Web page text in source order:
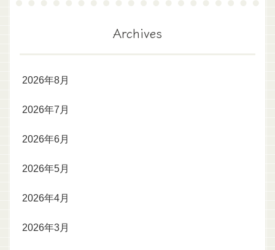
Archives
2026年8月
2026年7月
2026年6月
2026年5月
2026年4月
2026年3月